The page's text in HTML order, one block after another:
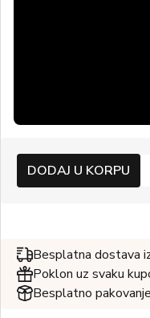
DODAJ U KORPU
Besplatna dostava
Poklon uz svaku
Besplatno pakovanje